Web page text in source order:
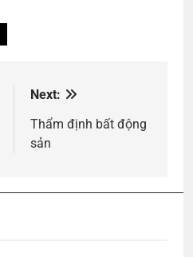
Next:
Thẩm định bất động
sản